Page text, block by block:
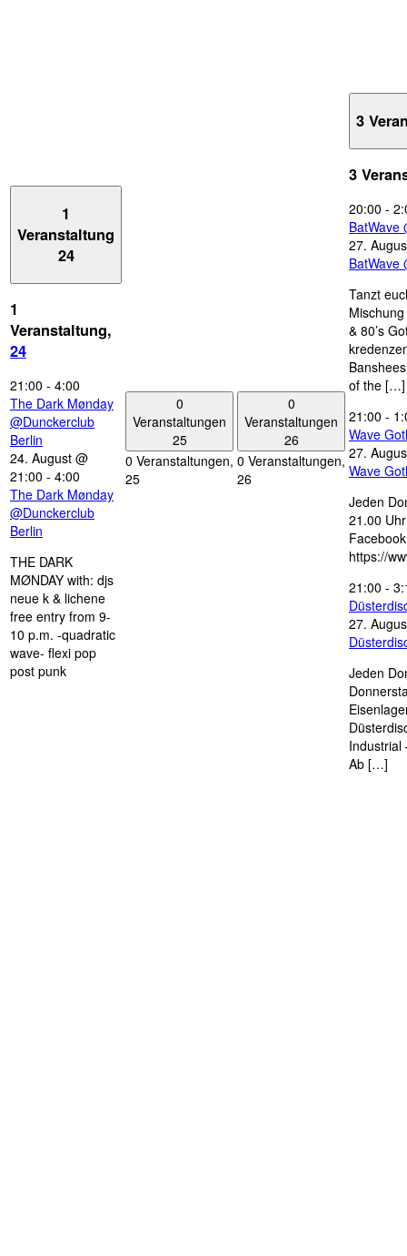
1
Veranstaltung
24
1
Veranstaltung,
24
21:00 - 4:00
The Dark Mønday
@Dunckerclub
Berlin
24. August @
21:00 - 4:00
The Dark Mønday
@Dunckerclub
Berlin
THE DARK
MØNDAY with: djs
neue k & lichene
free entry from 9-
10 p.m. -quadratic
wave- flexi pop
post punk
0
Veranstaltungen
25
0 Veranstaltungen,
25
0
Veranstaltungen
26
0 Veranstaltungen,
26
3
3
20:00 -
BatWave
27.
BatWave
Tanzt
& 80’s
of the […]
21:00 -
Wave
27.
Wave
Jeden
21.00
https://
21:00 -
27.
Jeden
Industrial
Ab […]